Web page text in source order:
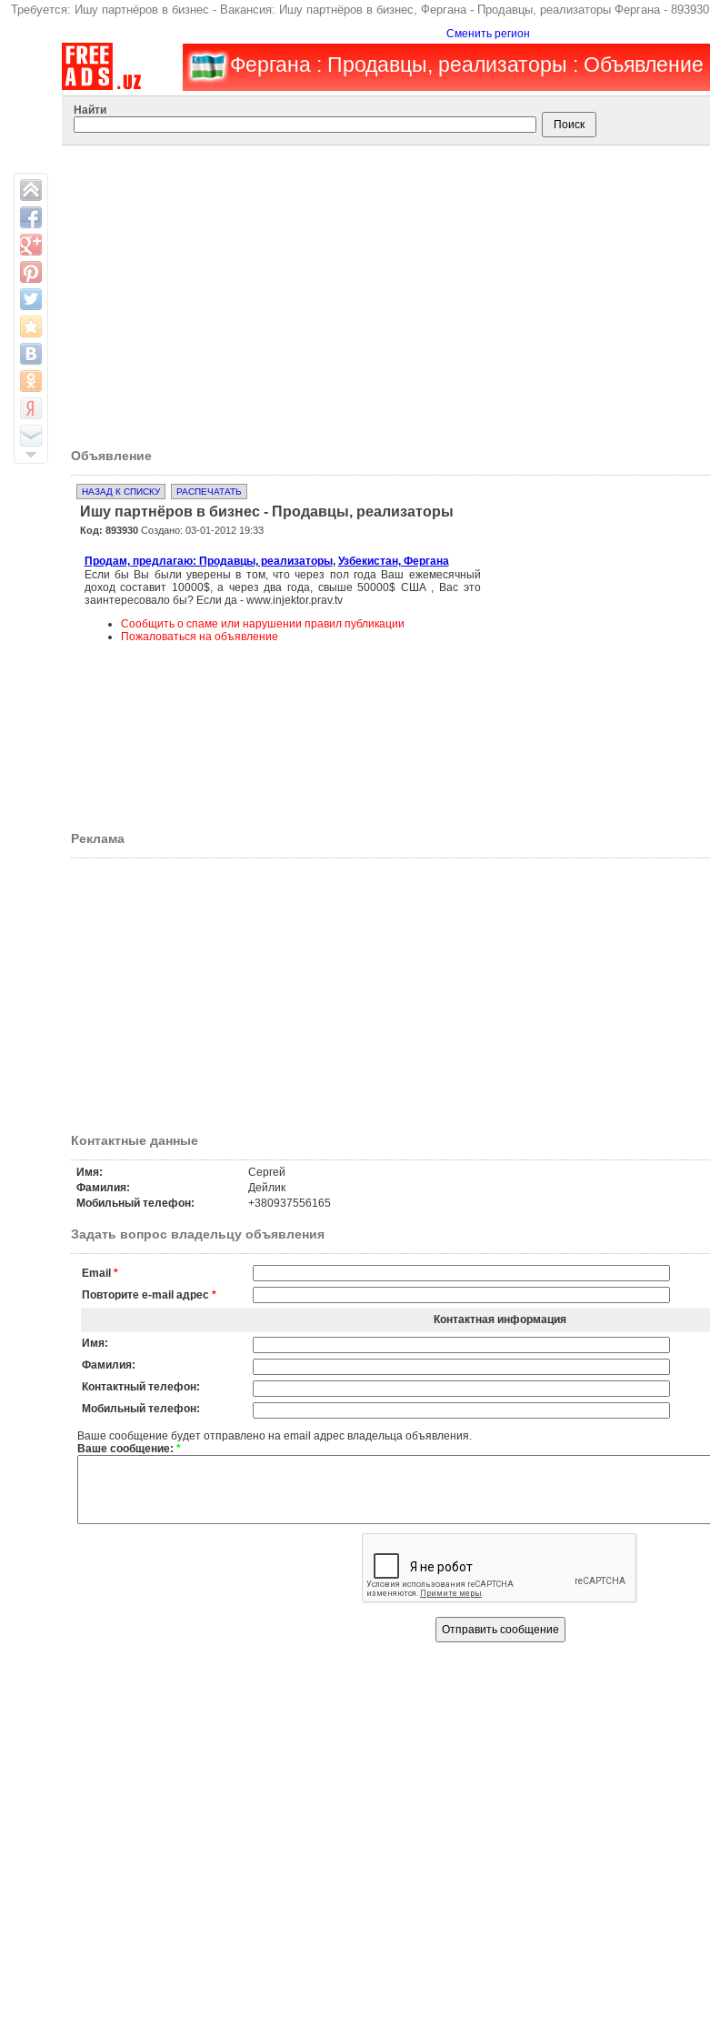
Требуется: Ишу партнёров в бизнес - Вакансия: Ишу партнёров в бизнес, Фергана - Продавцы, реализаторы Фергана - 893930
Сменить регион
Фергана : Продавцы, реализаторы : Объявление
Найти
Объявление
НАЗАД К СПИСКУ РАСПЕЧАТАТЬ
Ишу партнёров в бизнес - Продавцы, реализаторы
Код: 893930Создано: 03-01-2012 19:33
Продам, предлагаю: Продавцы, реализаторы, Узбекистан, Фергана
Если бы Вы были уверены в том, что через пол года Ваш ежемесячный
доход составит 10000$, а через два года, свыше 50000$ США , Вас это
заинтересовало бы? Если да - www.injektor.prav.tv
Сообщить о спаме или нарушении правил публикации
Пожаловаться на объявление
Реклама
Контактные данные
Имя:
Сергей
Фамилия:
Дейлик
Мобильный телефон:
+380937556165
Задать вопрос владельцу объявления
Email *
Повторите e-mail адрес *
Контактная информация
Имя:
Фамилия:
Контактный телефон:
Мобильный телефон:
Ваше сообщение будет отправлено на email адрес владельца объявления.
Ваше сообщение: *